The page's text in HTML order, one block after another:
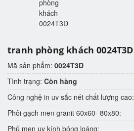
tranh phòng khách 0024T3D
Mã sản phẩm: 0024T3D
Tình trạng: Còn hàng
Công nghệ in uv sắc nét chất lượng cao:
Phôi gạch men granit 60x60- 80x80:
Phủ men uv kính bóng loáng: